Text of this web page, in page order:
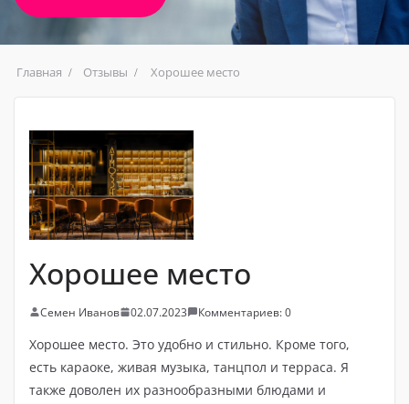
Главная Отзывы Хорошее место
Хорошее место
Семен Иванов 02.07.2023 Комментариев: 0
Хорошее место. Это удобно и стильно. Кроме того,
есть караоке, живая музыка, танцпол и терраса. Я
также доволен их разнообразными блюдами и